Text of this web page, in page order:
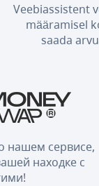
Veebiassistent
määramisel
saada
нашем сервисе,
находке с